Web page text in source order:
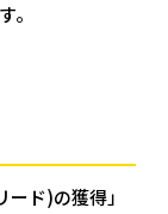
。
ド)の獲得」